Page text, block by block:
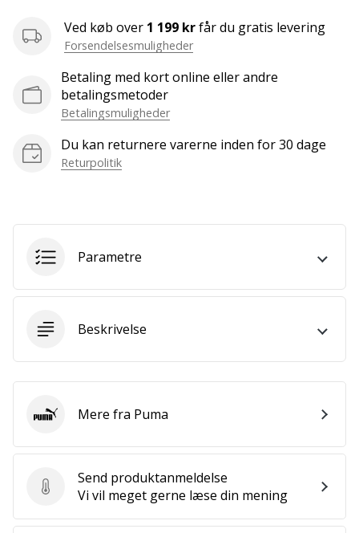
•
2 min. Læsning
vores
Handball
Har
hobby
os?
lad
løbe
Vis alle
Ved køb over 1 199 krfår du gratis levering
Forsendelsesmuligheder
Betaling med kort online eller andre
betalingsmetoder
Betalingsmuligheder
Du kan returnere varerne inden for 30 dage
Returpolitik
Parametre
Beskrivelse
Send produktanmeldelse
Send produktanmeldelse
Vi vil meget gerne læse din mening
PumaMere fra Puma